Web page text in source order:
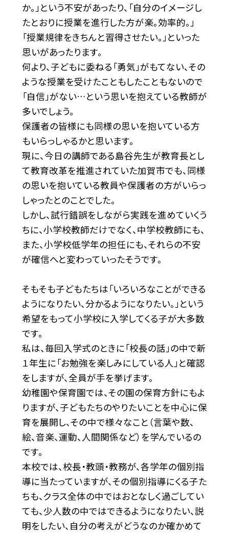
か。」という不安があったり、「自分のイメージし
たとおりに授業を進行した方が楽。効率的。」
「授業規律をきちんと習得させたい。」といった
思いがあったります。
何より、子どもに委ねる「勇気」がもてない、その
ような授業を受けたこともしたこともないので
「自信」がない…という思いを抱えている教師が
多いでしょう。
保護者の皆様にも同様の思いを抱いている方
もいらっしゃるかと思います。
現に、今日の講師である島谷先生が教育長とし
て教育改革を推進されていた加賀市でも、同様
の思いを抱いている教員や保護者の方がいらっ
しゃったとのことでした。
しかし、試行錯誤をしながら実践を進めていくう
ちに、小学校教師だけでなく、中学校教師にも、
また、小学校低学年の担任にも、それらの不安
が確信へと変わっていったそうです。
そもそも子どもたちは「いろいろなことができる
ようになりたい、分かるようになりたい。」という
希望をもって小学校に入学してくる子が大多数
です。
私は、毎回入学式のときに「校長の話」の中で新
１年生に「お勉強を楽しみにしている人」と確認
をしますが、全員が手を挙げます。
幼稚園や保育園では、その園の保育方針にもよ
りますが、子どもたちのやりたいことを中心に保
育を展開し、その中で様々なこと（言葉や数、
絵、音楽、運動、人間関係など）を学んでいるの
です。
本校では、校長・教頭・教務が、各学年の個別指
導に当たっていますが、その個別指導にくる子た
ちも、クラス全体の中ではおとなしく過ごしてい
ても、少人数の中ではできるようになりたい、説
明をしたい、自分の考えがどうなのか確かめて